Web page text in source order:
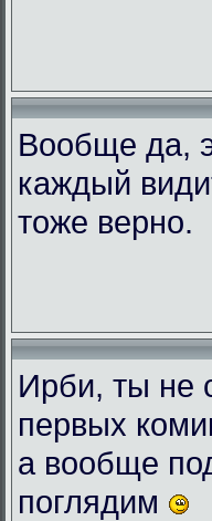
Вообще да,
каждый
тоже верно.
Ирби, ты не
первых
а вообще
поглядим